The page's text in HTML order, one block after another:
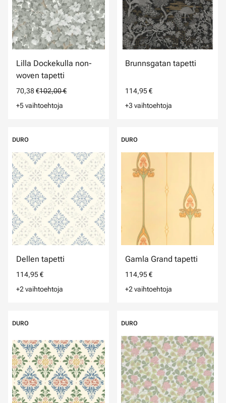
Lilla Dockekulla non-
woven tapetti
70,38 €102,00 €
+5 vaihtoehtoja
Brunnsgatan tapetti
114,95 €
+3 vaihtoehtoja
DURO
Dellen tapetti
114,95 €
+2 vaihtoehtoja
DURO
Gamla Grand tapetti
114,95 €
+2 vaihtoehtoja
DURO DURO